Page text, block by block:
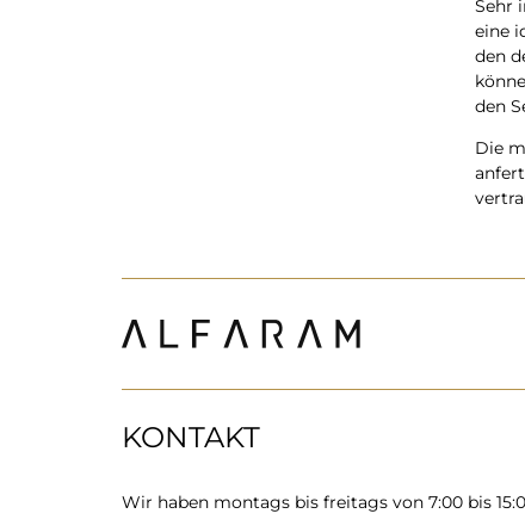
Sehr
eine
den
den
Die
KONTAKT
Wir haben montags bis freitags von 7:00 bis